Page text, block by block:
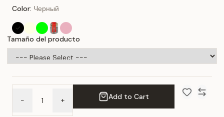
Color: Черный
Tamaño del producto
- + Add to Cart